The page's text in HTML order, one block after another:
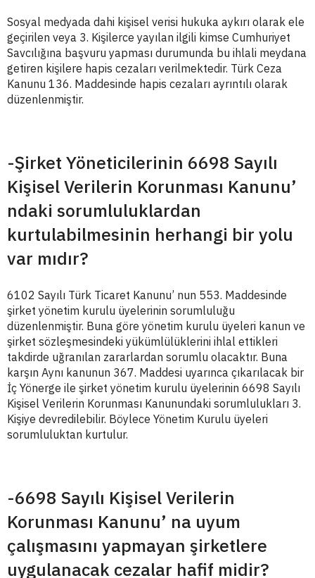
Sosyal medyada dahi kişisel verisi hukuka aykırı olarak ele
geçirilen veya 3. Kişilerce yayılan ilgili kimse Cumhuriyet
Savcılığına başvuru yapması durumunda bu ihlali meydana
getiren kişilere hapis cezaları verilmektedir. Türk Ceza
Kanunu 136. Maddesinde hapis cezaları ayrıntılı olarak
düzenlenmiştir.
-Şirket Yöneticilerinin 6698 Sayılı
Kişisel Verilerin Korunması Kanunu’
ndaki sorumluluklardan
kurtulabilmesinin herhangi bir yolu
var mıdır?
6102 Sayılı Türk Ticaret Kanunu’ nun 553. Maddesinde
şirket yönetim kurulu üyelerinin sorumluluğu
düzenlenmiştir. Buna göre yönetim kurulu üyeleri kanun ve
şirket sözleşmesindeki yükümlülüklerini ihlal ettikleri
takdirde uğranılan zararlardan sorumlu olacaktır. Buna
karşın Aynı kanunun 367. Maddesi uyarınca çıkarılacak bir
İç Yönerge ile şirket yönetim kurulu üyelerinin 6698 Sayılı
Kişisel Verilerin Korunması Kanunundaki sorumlulukları 3.
Kişiye devredilebilir. Böylece Yönetim Kurulu üyeleri
sorumluluktan kurtulur.
-6698 Sayılı Kişisel Verilerin
Korunması Kanunu’ na uyum
çalışmasını yapmayan şirketlere
uygulanacak cezalar hafif midir?